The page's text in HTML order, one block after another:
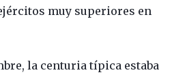
muy superiores en
la centuria típica estaba